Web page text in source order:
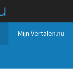
Mijn Vertalen.nu